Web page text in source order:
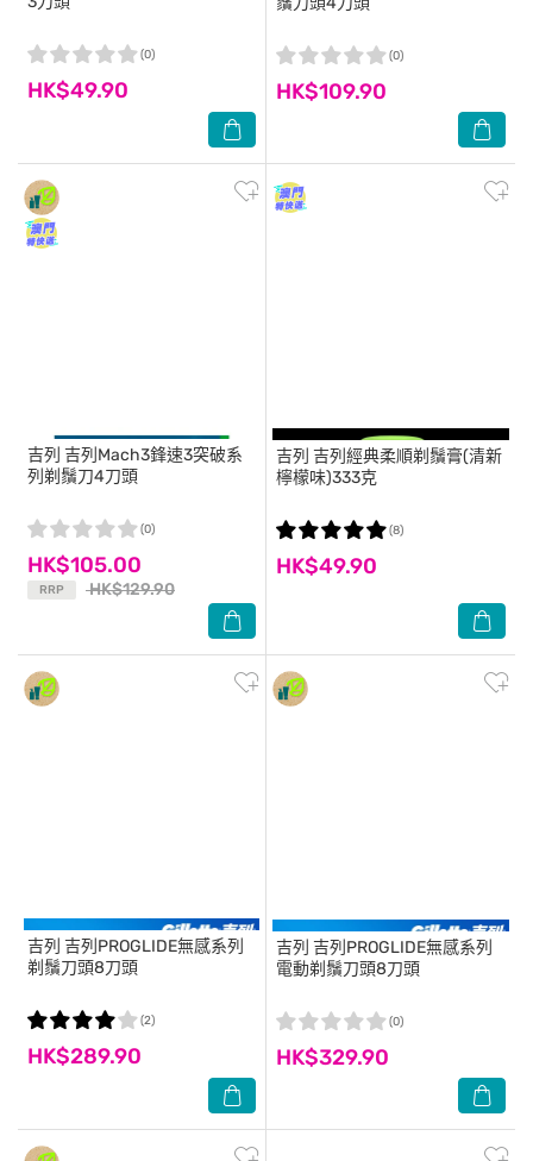
HK$49.90
(0)
HK$109.90
(0)
吉列 吉列Mach3鋒速3突破系
列剃鬚刀4刀頭
HK$105.00
RRP HK$129.90
(0)
吉列 吉列經典柔順剃鬚膏(清新
檸檬味)333克
HK$49.90
(8)
吉列 吉列PROGLIDE無感系列
剃鬚刀頭8刀頭
HK$289.90
(2)
吉列 吉列PROGLIDE無感系列
電動剃鬚刀頭8刀頭
HK$329.90
(0)